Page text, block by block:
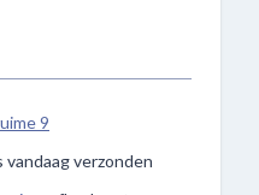
9
vandaag verzonden